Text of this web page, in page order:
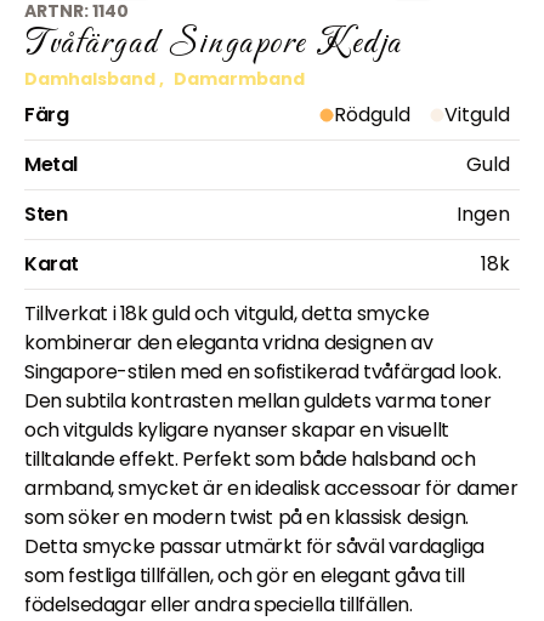
ARTNR:1140
Tvåfärgad Singapore Kedja
Damhalsband, Damarmband
Färg Rödguld
Vitguld
Metal
Guld
Sten
Ingen
Karat
18k
Tillverkat i 18k guld och vitguld, detta smycke
kombinerar den eleganta vridna designen av
Singapore-stilen med en sofistikerad tvåfärgad look.
Den subtila kontrasten mellan guldets varma toner
och vitgulds kyligare nyanser skapar en visuellt
tilltalande effekt. Perfekt som både halsband och
armband, smycket är en idealisk accessoar för damer
som söker en modern twist på en klassisk design.
Detta smycke passar utmärkt för såväl vardagliga
som festliga tillfällen, och gör en elegant gåva till
födelsedagar eller andra speciella tillfällen.